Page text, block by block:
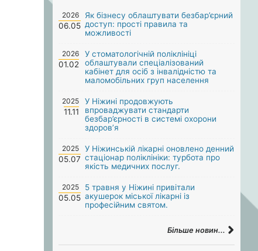
2026
06.05
Як бізнесу облаштувати безбар’єрний
доступ: прості правила та
можливості
2026
01.02
У стоматологічній поліклініці
облаштували спеціалізований
кабінет для осіб з інвалідністю та
маломобільних груп населення
2025
11.11
У Ніжині продовжують
впроваджувати стандарти
безбар’єрності в системі охорони
здоров’я
2025
05.07
У Ніжинській лікарні оновлено денний
стаціонар поліклініки: турбота про
якість медичних послуг.
2025
05.05
5 травня у Ніжині привітали
акушерок міської лікарні із
професійним святом.
Більше новин...